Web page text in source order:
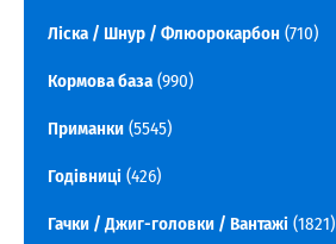
Ліска / Шнур / Флюорокарбон(710)
Кормова база(990)
Приманки(5545)
Годівниці (426)
Гачки / Джиг-головки / Вантажі (1821)